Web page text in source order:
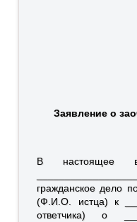
Заявление о
В настоящее
гражданское дело
(Ф.И.О. истца) к
ответчика) о